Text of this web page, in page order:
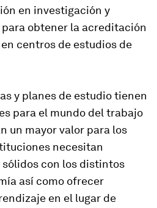
en investigación y
obtener la acreditación
centros de estudios de
y planes de estudio tienen
para el mundo del trabajo
un mayor valor para los
necesitan
con los distintos
así como ofrecer
en el lugar de